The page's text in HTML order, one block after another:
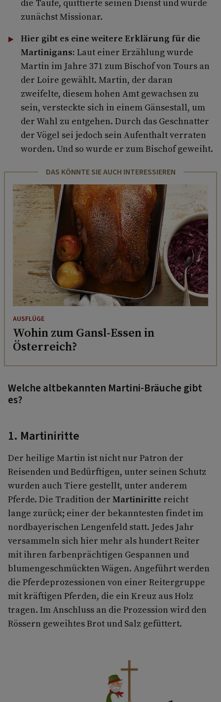
die Taufe, quittierte seinen Dienst und wurde
zunächst Missionar.
Hier gibt es eine weitere Erklärung für die
Martinigans: Laut einer Erzählung wurde
Martin im Jahre 371 zum Bischof von Tours an
der Loire gewählt. Martin, der daran
zweifelte, diesem hohen Amt gewachsen zu
sein, versteckte sich in einem Gänsestall, um
der Wahl zu entgehen. Durch das Geschnatter
der Vögel sei jedoch sein Aufenthalt verraten
worden. Und so wurde er zum Bischof geweiht.
DAS KÖNNTE SIE AUCH INTERESSIEREN
AUSFLÜGE
Wohin zum Gansl-Essen in
Österreich?
Welche altbekannten Martini-Bräuche gibt
es?
1. Martiniritte
Der heilige Martin ist nicht nur Patron der
Reisenden und Bedürftigen, unter seinen Schutz
wurden auch Tiere gestellt, unter anderem
Pferde. Die Tradition der Martiniritte reicht
lange zurück; einer der bekanntesten findet im
nordbayerischen Lengenfeld statt. Jedes Jahr
versammeln sich hier mehr als hundert Reiter
mit ihren farbenprächtigen Gespannen und
blumengeschmückten Wägen. Angeführt werden
die Pferdeprozessionen von einer Reitergruppe
mit kräftigen Pferden, die ein Kreuz aus Holz
tragen. Im Anschluss an die Prozession wird den
Rössern geweihtes Brot und Salz gefüttert.